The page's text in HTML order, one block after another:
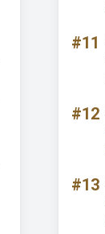
#11
#12
#13